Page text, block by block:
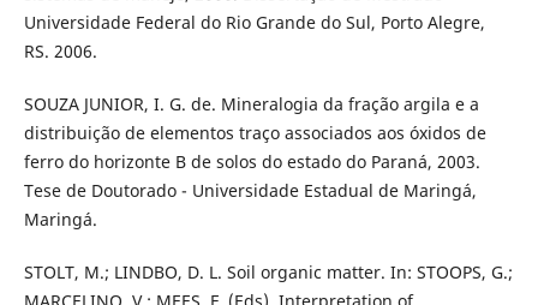
Universidade Federal do Rio Grande do Sul, Porto Alegre,
RS. 2006.
SOUZA JUNIOR, I. G. de. Mineralogia da fração argila e a
distribuição de elementos traço associados aos óxidos de
ferro do horizonte B de solos do estado do Paraná, 2003.
Tese de Doutorado - Universidade Estadual de Maringá,
Maringá.
STOLT, M.; LINDBO, D. L. Soil organic matter. In: STOOPS, G.;
MARCELINO, V.; MEES, F. (Eds). Interpretation of